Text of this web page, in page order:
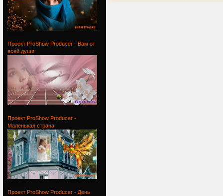
Проект ProShow Producer - Вам от
всей души
Проект ProShow Producer -
Маленькая страна
Проект ProShow Producer - День